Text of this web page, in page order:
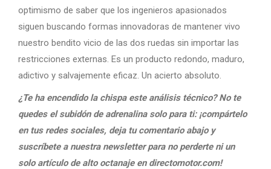
optimismo de saber que los ingenieros apasionados
siguen buscando formas innovadoras de mantener vivo
nuestro bendito vicio de las dos ruedas sin importar las
restricciones externas. Es un producto redondo, maduro,
adictivo y salvajemente eficaz. Un acierto absoluto.
¿Te ha encendido la chispa este análisis técnico? No te
quedes el subidón de adrenalina solo para ti: ¡compártelo
en tus redes sociales, deja tu comentario abajo y
suscríbete a nuestra newsletter para no perderte ni un
solo artículo de alto octanaje en directomotor.com!